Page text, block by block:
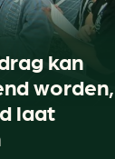
kan
worden,
laat